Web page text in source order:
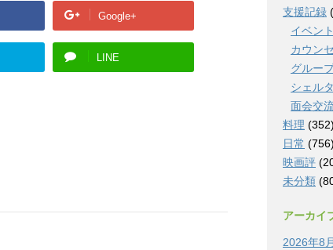
Google+
LINE
支援記録
イベント
カウン
グルー
シェル
面会交
料理 (352)
日常 (756)
映画評
未分類
アーカイ
2026年8月